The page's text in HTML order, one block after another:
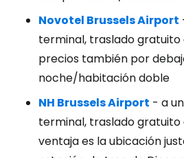
Novotel Brussels Airport
terminal, traslado gratuito
precios también por
noche/habitación doble
NH Brussels Airport - a
terminal, traslado gratuito
ventaja es la ubicación